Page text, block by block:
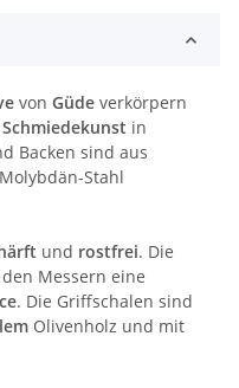
von Güde verkörpern
Schmiedekunst in
Backen sind aus
Stahl
und rostfrei. Die
Messern eine
. Die Griffschalen sind
Olivenholz und mit